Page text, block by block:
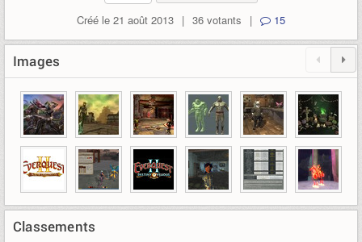
Créé le 21 août 2013 | 36 votants | 15
Images
Classements